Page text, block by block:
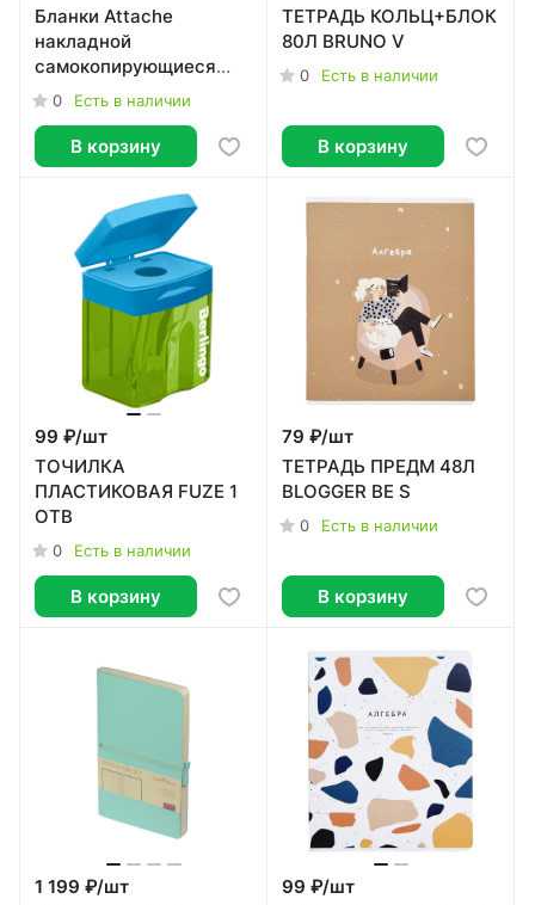
Бланки Attache
накладной
самокопирующиеся
трехслойные 50
0 Есть в наличии
В корзину
ТЕТРАДЬ КОЛЬЦ+БЛОК
80Л BRUNO V
0 Есть в наличии
В корзину
99 ₽/шт
ТОЧИЛКА
ПЛАСТИКОВАЯ FUZE 1
ОТВ
0 Есть в наличии
В корзину
79 ₽/шт
ТЕТРАДЬ ПРЕДМ 48Л
BLOGGER BE S
0 Есть в наличии
В корзину
1 199 ₽/шт
99 ₽/шт